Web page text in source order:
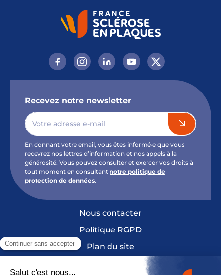
Recevez notre newsletter
En donnant votre email, vous êtes informé·e que vous
recevrez nos lettres d’information et nos appels à la
générosité. Vous pouvez consulter et exercer vos droits à
tout moment en consultant notre politique de
protection de données.
Nous contacter
Politique RGPD
Plan du site
Mentions légales et crédits